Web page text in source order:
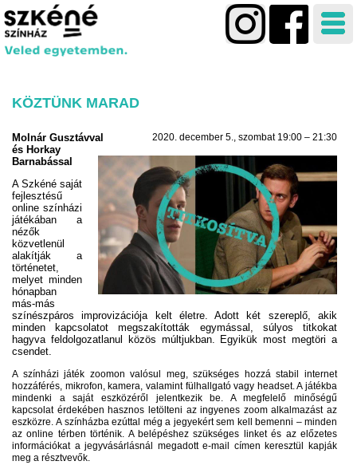
KÖZTÜNK MARAD
2020. december 5., szombat 19:00 – 21:30
Molnár Gusztávval
és Horkay
Barnabással
A Szkéné saját
fejlesztésű
online színházi
játékában a
nézők
közvetlenül
alakítják a
történetet,
melyet minden
hónapban
más-más
színészpáros improvizációja kelt életre. Adott két szereplő, akik
minden kapcsolatot megszakították egymással, súlyos titkokat
hagyva feldolgozatlanul közös múltjukban. Egyikük most megtöri a
csendet.
A színházi játék zoomon valósul meg, szükséges hozzá stabil internet
hozzáférés, mikrofon, kamera, valamint fülhallgató vagy headset. A játékba
mindenki a saját eszközéről jelentkezik be. A megfelelő minőségű
kapcsolat érdekében hasznos letölteni az ingyenes zoom alkalmazást az
eszközre. A színházba ezúttal még a jegyekért sem kell bemenni – minden
az online térben történik. A belépéshez szükséges linket és az előzetes
információkat a jegyvásárlásnál megadott e-mail címen keresztül kapják
meg a résztvevők.